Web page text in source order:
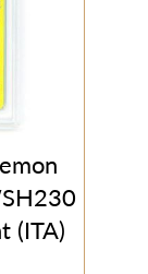
(ITA)